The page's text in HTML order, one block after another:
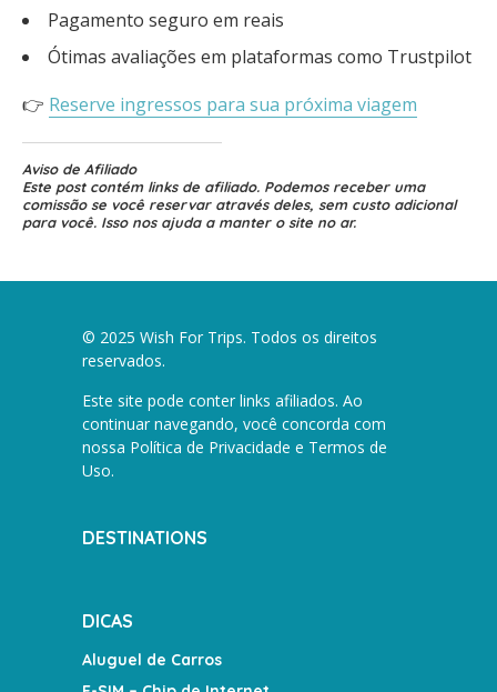
Pagamento seguro em reais
Ótimas avaliações em plataformas como Trustpilot
👉 Reserve ingressos para sua próxima viagem
Aviso de Afiliado
Este post contém links de afiliado. Podemos receber uma
comissão se você reservar através deles, sem custo adicional
para você. Isso nos ajuda a manter o site no ar.
© 2025 Wish For Trips. Todos os direitos
reservados.
Este site pode conter links afiliados. Ao
continuar navegando, você concorda com
nossa Política de Privacidade e Termos de
Uso.
DESTINATIONS
DICAS
Aluguel de Carros